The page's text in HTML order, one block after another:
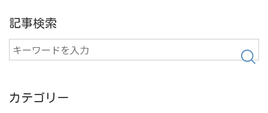
記事検索
検
カテゴリー